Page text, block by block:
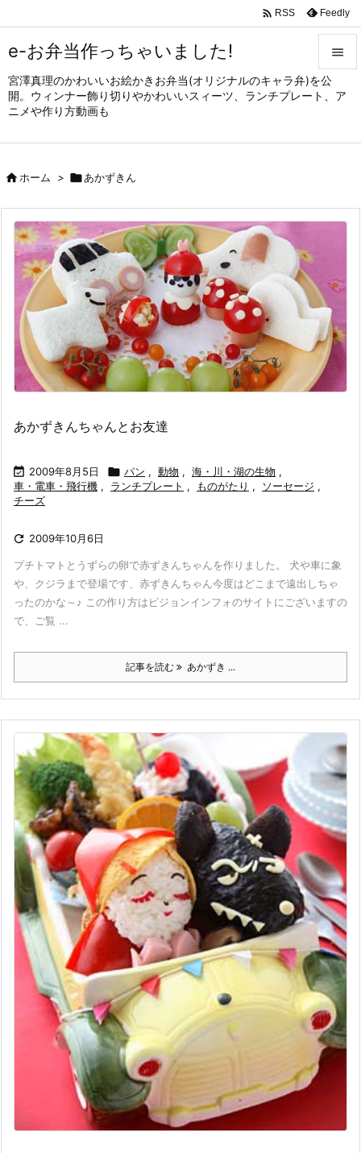
e-お弁当作っちゃいました!
宮澤真理のかわいいお絵かきお弁当(オリジナルのキャラ弁)を公
開。ウィンナー飾り切りやかわいいスィーツ、ランチプレート、ア
ニメや作り方動画も


メニュ
サイド

次へ
 RSS Feedly
ホーム > あかずきん
あかずきんちゃんとお友達
 2009年8月5日  パン , 動物 , 海・川・湖の生物 ,
車・電車・飛行機 , ランチプレート , ものがたり , ソーセージ ,
チーズ
 2009年10月6日
プチトマトとうずらの卵で赤ずきんちゃんを作りました。 犬や車に象
や、クジラまで登場です、赤ずきんちゃん今度はどこまで遠出しちゃ
ったのかな～♪ この作り方はピジョンインフォのサイトにございますの
で、ご覧 ...
記事を読む あかずき ...